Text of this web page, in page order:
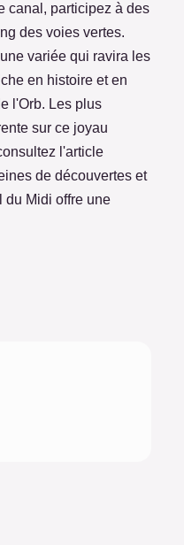
canal, participez à des
des voies vertes.
variée qui ravira les
en histoire et en
l'Orb. Les plus
sur ce joyau
l'article
de découvertes et
du Midi offre une